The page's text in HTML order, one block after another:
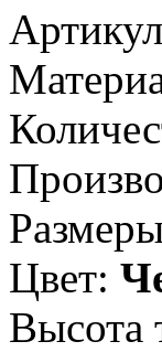
Цвет:
Высота